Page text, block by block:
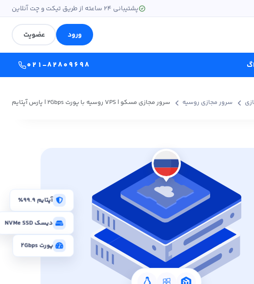
پشتیبانی ۲۴ ساعته از طریق تیکت و چت آنلاین
ورود عضویت
۰۲۱-۸۲۸۰۹۶۹۸
سرور مجازی روسیه سرور مجازی مسکو | VPS روسیه با پورت 2Gbps | پارس آپتایم
آپتایم ۹۹.۹٪
دیسک NVMe SSD
پورت 2Gbps